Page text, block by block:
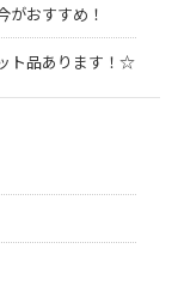
がおすすめ！
ト品あります！☆